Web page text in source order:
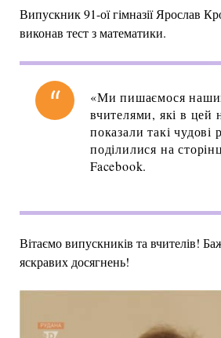
Випускник 91-ої гімназії Ярослав
виконав тест з математики.
«Ми пишаємося
вчителями, які в цей
показали такі чудові
поділилися на
Facebook.
Вітаємо випускників та вчителів!
яскравих досягнень!